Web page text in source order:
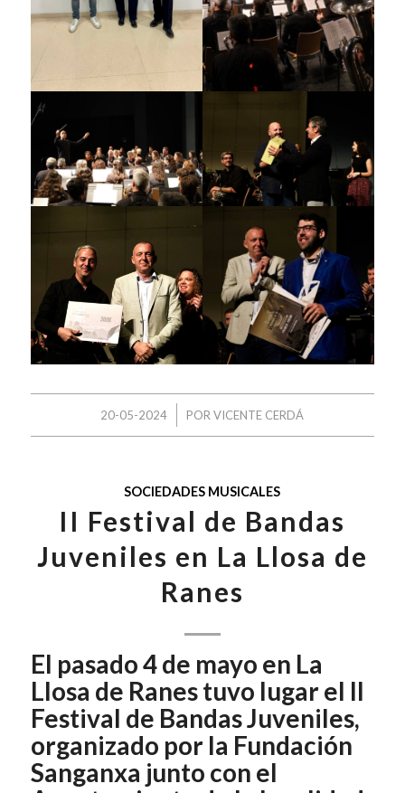
20-05-2024
/ PORVICENTE CERDÁ
SOCIEDADES MUSICALES
II Festival de Bandas
Juveniles en La Llosa de
Ranes
El pasado 4 de mayo en La
Llosa de Ranes tuvo lugar el II
Festival de Bandas Juveniles,
organizado por la Fundación
Sanganxa junto con el